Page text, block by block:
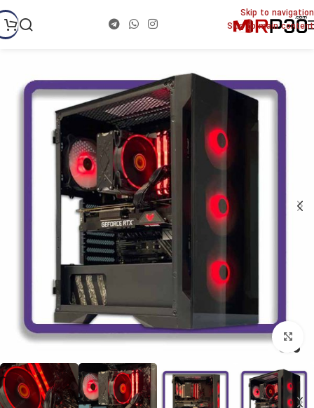
Skip to navigation
Skip to main content
برای بزرگنمایی کلیک کنید